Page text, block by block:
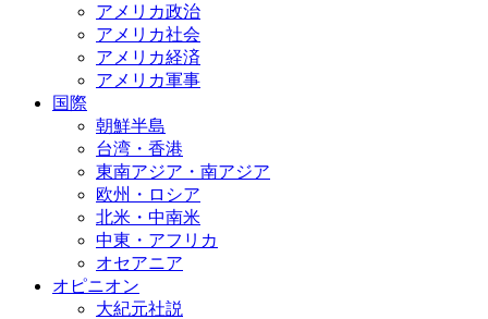
アメリカ政治
アメリカ社会
アメリカ経済
アメリカ軍事
国際
朝鮮半島
台湾・香港
東南アジア・南アジア
欧州・ロシア
北米・中南米
中東・アフリカ
オセアニア
オピニオン
大紀元社説